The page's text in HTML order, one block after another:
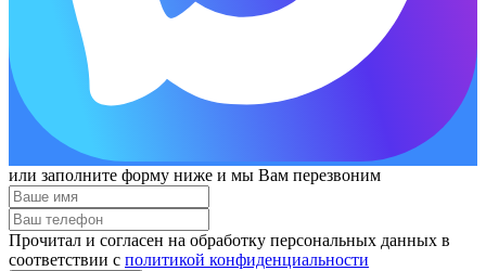
или заполните форму ниже и мы Вам перезвоним
Прочитал и согласен на обработку персональных данных в
соответствии с политикой конфиденциальности